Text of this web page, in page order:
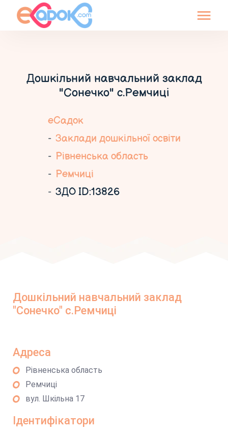
Дошкільний навчальний заклад
"Сонечко" с.Ремчиці
еСадок
Заклади дошкільної освіти
Рівненська область
Ремчиці
ЗДО ID:13826
Дошкільний навчальний заклад
"Сонечко" с.Ремчиці
Адреса
Рівненська область
Ремчиці
вул. Шкільна 17
Ідентифікатори